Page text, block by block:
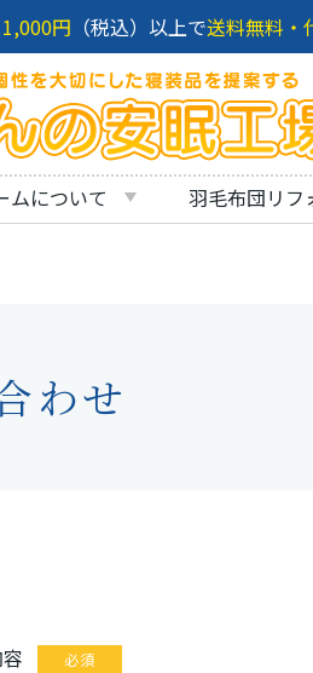
円 （税込）以上で送料無料・
ムについて 羽毛布団リフ
わせ
必須